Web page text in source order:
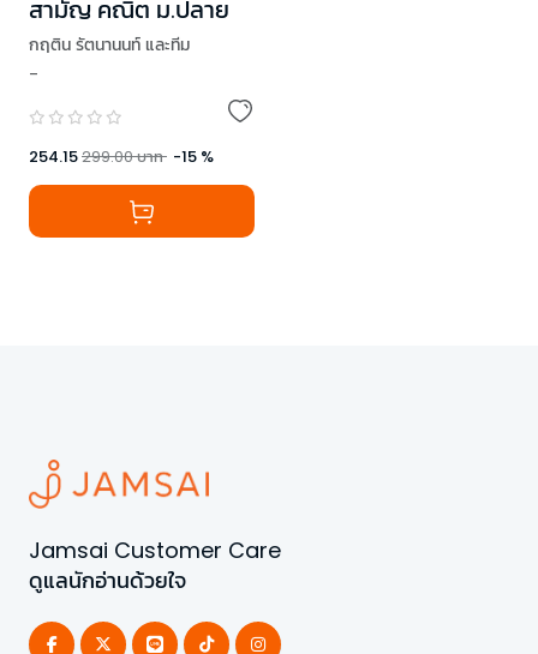
สามัญ คณิต ม.ปลาย
กฤติน รัตนานนท์ และทีม
-
254.15299.00บาท -15 %
Jamsai Customer Care
ดูแลนักอ่านด้วยใจ